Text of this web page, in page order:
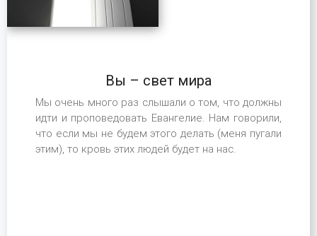
Вы – свет мира
Мы очень много раз слышали о том, что должны
идти и проповедовать Евангелие. Нам говорили,
что если мы не будем этого делать (меня пугали
этим), то кровь этих людей будет на нас.